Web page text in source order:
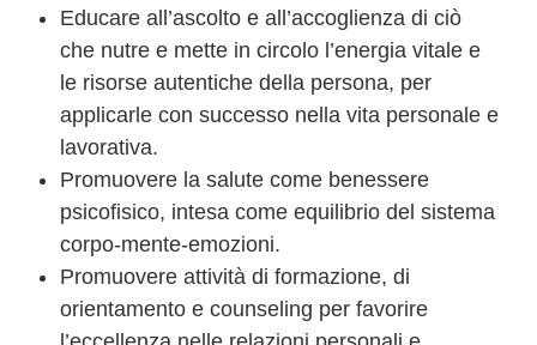
Educare all’ascolto e all’accoglienza di ciò
che nutre e mette in circolo l’energia vitale e
le risorse autentiche della persona, per
applicarle con successo nella vita personale e
lavorativa.
Promuovere la salute come benessere
psicofisico, intesa come equilibrio del sistema
corpo-mente-emozioni.
Promuovere attività di formazione, di
orientamento e counseling per favorire